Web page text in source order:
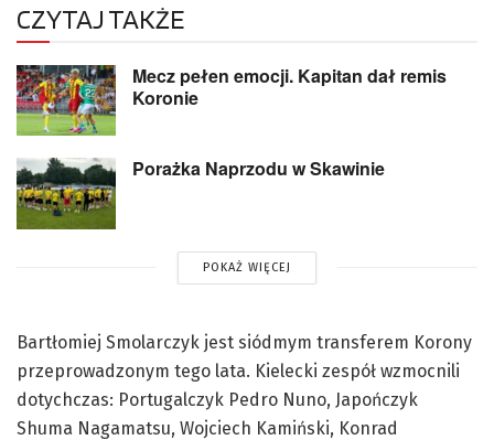
CZYTAJ TAKŻE
Mecz pełen emocji. Kapitan dał remis
Koronie
Porażka Naprzodu w Skawinie
POKAŻ WIĘCEJ
Bartłomiej Smolarczyk jest siódmym transferem Korony
przeprowadzonym tego lata. Kielecki zespół wzmocnili
dotychczas: Portugalczyk Pedro Nuno, Japończyk
Shuma Nagamatsu, Wojciech Kamiński, Konrad